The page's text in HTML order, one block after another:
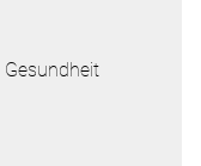
Gesundheit